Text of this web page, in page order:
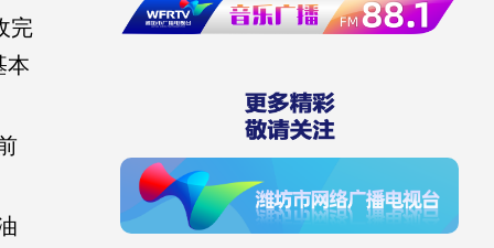
完
本